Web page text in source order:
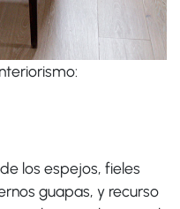
los espejos, fieles
guapas, y recurso